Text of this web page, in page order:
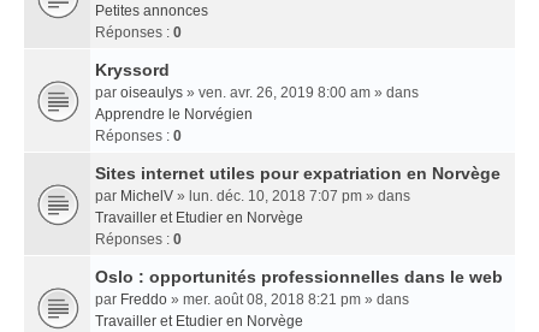
Petites annonces
Réponses : 0
Kryssord
par oiseaulys » ven. avr. 26, 2019 8:00 am » dans
Apprendre le Norvégien
Réponses : 0
Sites internet utiles pour expatriation en Norvège
par MichelV » lun. déc. 10, 2018 7:07 pm » dans
Travailler et Etudier en Norvège
Réponses : 0
Oslo : opportunités professionnelles dans le web
par Freddo » mer. août 08, 2018 8:21 pm » dans
Travailler et Etudier en Norvège